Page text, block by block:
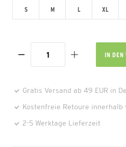
S M L XL
IN DEN
Gratis Versand ab 49 EUR in
Kostenfreie Retoure innerhalb
2-5 Werktage Lieferzeit